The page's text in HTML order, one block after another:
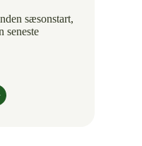
sæsonstart,
seneste